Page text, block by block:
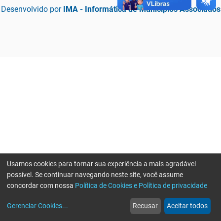
Desenvolvido por IMA - Informática de Municípios Associados
web
Notícias
more_horiz
Mais
Usamos cookies para tornar sua experiência a mais agradável
possível. Se continuar navegando neste site, você assume
concordar com nossa Política de Cookies e Política de privacidade
Gerenciar Cookies... Recusar Aceitar todos
Erro ao enviar informações, por favor tente novamente